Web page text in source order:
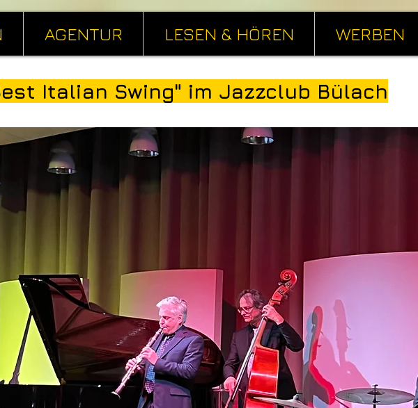
AGENTUR LESEN & HÖREN WERBEN
Italian Swing" im Jazzclub Bülach